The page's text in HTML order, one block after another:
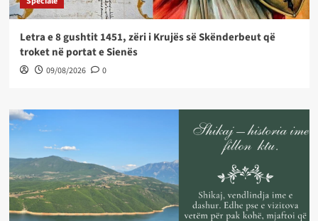
Letra e 8 gushtit 1451, zëri i Krujës së Skënderbeut që
troket në portat e Sienës
09/08/2026 0